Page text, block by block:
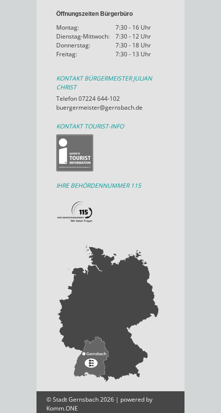
Öffnungszeiten Bürgerbüro
Montag:
7:30 - 16 Uhr
Dienstag-Mittwoch:
7:30 - 12 Uhr
Donnerstag:
7:30 - 18 Uhr
Freitag:
7:30 - 13 Uhr
KONTAKT BÜRGERMEISTER JULIAN
CHRIST
Telefon 07224 644-102
buergermeister@gernsbach.de
KONTAKT TOURIST-INFO
IHRE BEHÖRDENNUMMER 115
© Stadt Gernsbach 2026 | powered by
Komm.ONE